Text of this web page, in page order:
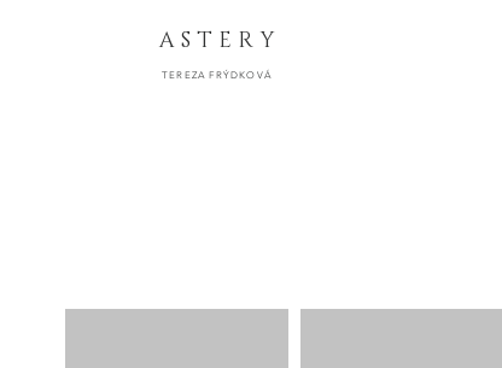
TEREZA FRÝDKOVÁ
A S T E R Y